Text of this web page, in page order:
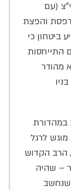
(עם
והפצת
ביטחון כי
התייחסות
מהודר
לרגל
הרב הקדוש
– שהיה
שנחשב